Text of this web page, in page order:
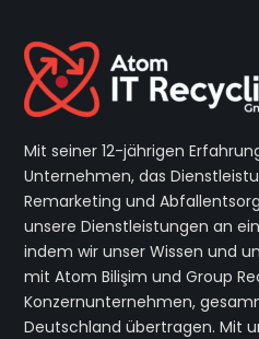
Mit seiner 12-jährigen
Unternehmen, das
Remarketing und
unsere Dienstleistungen an
indem wir unser Wissen und
mit Atom Bilişim und Group
Konzernunternehmen,
Deutschland übertragen. Mit